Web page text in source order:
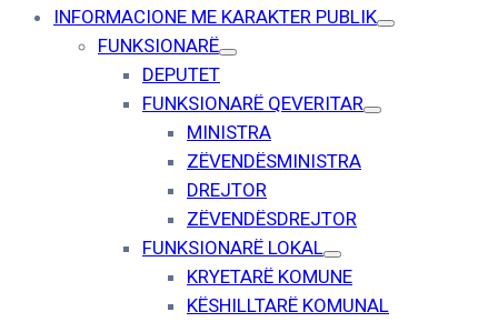
INFORMACIONE ME KARAKTER PUBLIK
FUNKSIONARË
DEPUTET
FUNKSIONARË QEVERITAR
MINISTRA
ZËVENDËSMINISTRA
DREJTOR
ZËVENDËSDREJTOR
FUNKSIONARË LOKAL
KRYETARË KOMUNE
KËSHILLTARË KOMUNAL